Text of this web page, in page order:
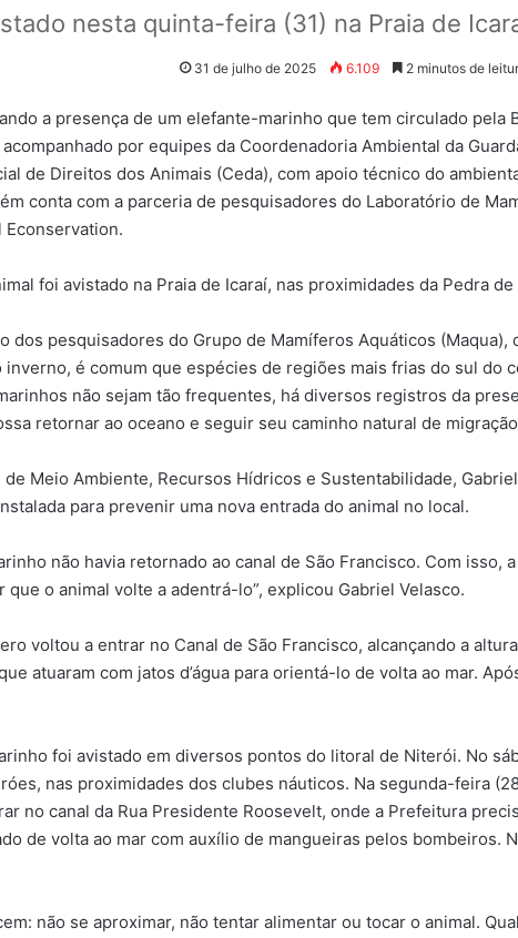
nesta quinta-feira (31) na Praia de
31 de julho de 2025 6.109 2 minutos de
a presença de um elefante-marinho que tem circulado pela
por equipes da Coordenadoria Ambiental da
de Direitos dos Animais (Ceda), com apoio técnico do
conta com a parceria de pesquisadores do Laboratório de
foi avistado na Praia de Icaraí, nas proximidades da Pedra
dos pesquisadores do Grupo de Mamíferos Aquáticos
inverno, é comum que espécies de regiões mais frias do sul do
não sejam tão frequentes, há diversos registros da
retornar ao oceano e seguir seu caminho natural de
Meio Ambiente, Recursos Hídricos e Sustentabilidade,
para prevenir uma nova entrada do animal no local.
não havia retornado ao canal de São Francisco. Com
o animal volte a adentrá-lo”, explicou Gabriel Velasco.
voltou a entrar no Canal de São Francisco, alcançando a
atuaram com jatos d’água para orientá-lo de volta ao mar.
foi avistado em diversos pontos do litoral de Niterói. No
nas proximidades dos clubes náuticos. Na segunda-feira
no canal da Rua Presidente Roosevelt, onde a Prefeitura
de volta ao mar com auxílio de mangueiras pelos bombeiros.
não se aproximar, não tentar alimentar ou tocar o animal.